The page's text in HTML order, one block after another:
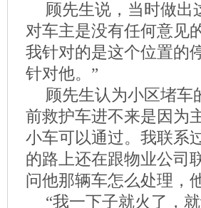
顾先生说，当时做出
对车主是没有任何意见
我针对的是这个位置的
针对他。”
顾先生认为小区堵车
前救护车进不来是因为
小车可以通过。我联系
的路上还在跟物业公司
问他那辆车怎么处理，
“我一下子就火了，